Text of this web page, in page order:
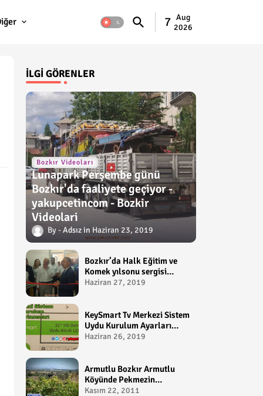
7 Aug
2026
İLGI GÖRENLER
Bozkır Videoları
Lunapark Perşembe günü
Bozkır'da faaliyete geçiyor -
yakupcetincom - Bozkir
Videolari
Adsız Haziran 23, 2019
Bozkır’da Halk Eğitim ve
Komek yılsonu sergisi
gerçekleştirildi-
Haziran 27, 2019
KeySmart Tv Merkezi Sistem
Uydu Kurulum Ayarları
Video anlatım -
Haziran 26, 2019
Armutlu Bozkır Armutlu
Köyünde Pekmezin
Hikayesi:Gezen Bilir Kontv
Kasım 22, 2011